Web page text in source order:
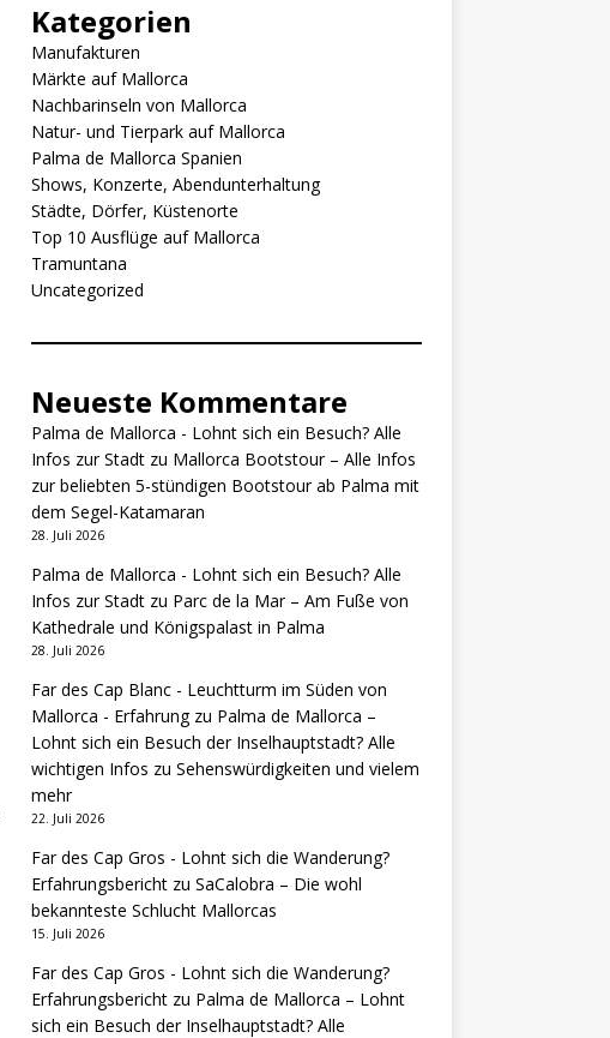
Kategorien
Manufakturen
Märkte auf Mallorca
Nachbarinseln von Mallorca
Natur- und Tierpark auf Mallorca
Palma de Mallorca Spanien
Shows, Konzerte, Abendunterhaltung
Städte, Dörfer, Küstenorte
Top 10 Ausflüge auf Mallorca
Tramuntana
Uncategorized
Neueste Kommentare
Palma de Mallorca - Lohnt sich ein Besuch? Alle
Infos zur Stadtzu Mallorca Bootstour – Alle Infos
zur beliebten 5-stündigen Bootstour ab Palma mit
dem Segel-Katamaran
28. Juli 2026
Palma de Mallorca - Lohnt sich ein Besuch? Alle
Infos zur Stadtzu Parc de la Mar – Am Fuße von
Kathedrale und Königspalast in Palma
28. Juli 2026
Far des Cap Blanc - Leuchtturm im Süden von
Mallorca - Erfahrungzu Palma de Mallorca –
Lohnt sich ein Besuch der Inselhauptstadt? Alle
wichtigen Infos zu Sehenswürdigkeiten und vielem
mehr
22. Juli 2026
Far des Cap Gros - Lohnt sich die Wanderung?
Erfahrungsberichtzu SaCalobra – Die wohl
bekannteste Schlucht Mallorcas
15. Juli 2026
Far des Cap Gros - Lohnt sich die Wanderung?
Erfahrungsberichtzu Palma de Mallorca – Lohnt
sich ein Besuch der Inselhauptstadt? Alle